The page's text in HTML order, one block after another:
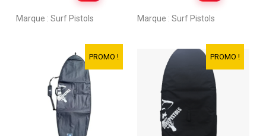
initial
109,00 €.
actuel
89,89 €.
Marque : Surf Pistols
initial
107,00 €.
actuel
95,90 €.
Marque :Surf Pistols
PROMO ! PROMO !